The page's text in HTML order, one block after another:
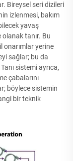
Bireysel seri dizileri
izlenmesi, bakım
yavaş
tanır. Bu
onarımlar yerine
sağlar; bu da
sistemi ayrıca,
çabalarını
böylece sistemin
bir teknik